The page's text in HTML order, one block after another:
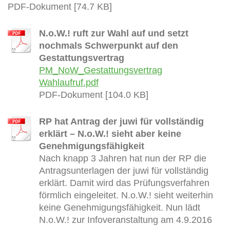
PDF-Dokument [74.7 KB]
N.o.W.! ruft zur Wahl auf und setzt
nochmals Schwerpunkt auf den
Gestattungsvertrag
PM_NoW_Gestattungsvertrag
Wahlaufruf.pdf
PDF-Dokument [104.0 KB]
RP hat Antrag der juwi für vollständig
erklärt – N.o.W.! sieht aber keine
Genehmigungsfähigkeit
Nach knapp 3 Jahren hat nun der RP die
Antragsunterlagen der juwi für vollständig
erklärt. Damit wird das Prüfungsverfahren
förmlich eingeleitet. N.o.W.! sieht weiterhin
keine Genehmigungsfähigkeit. Nun lädt
N.o.W.! zur Infoveranstaltung am 4.9.2016